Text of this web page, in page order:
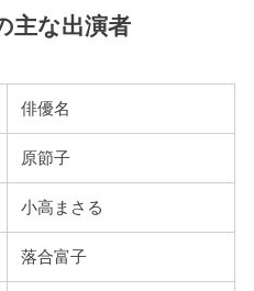
主な出演者
俳優名
原節子
小高まさる
落合富子